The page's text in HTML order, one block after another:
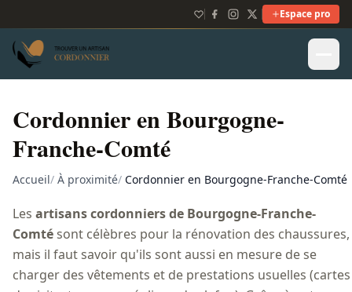
Espace pro
Cordonnier en Bourgogne-
Franche-Comté
Accueil/ À proximité/ Cordonnier en Bourgogne-Franche-Comté
Les artisans cordonniers de Bourgogne-Franche-
Comtésont célèbres pour la rénovation des chaussures,
mais il faut savoir qu'ils sont aussi en mesure de se
charger des vêtements et de prestations usuelles (cartes